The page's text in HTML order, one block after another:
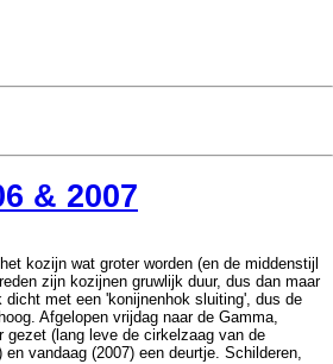
& 2007
kozijn wat groter worden (en de middenstijl
zijn kozijnen gruwlijk duur, dus dan maar
met een 'konijnenhok sluiting', dus de
Afgelopen vrijdag naar de Gamma,
gezet (lang leve de cirkelzaag van de
vandaag (2007) een deurtje. Schilderen,